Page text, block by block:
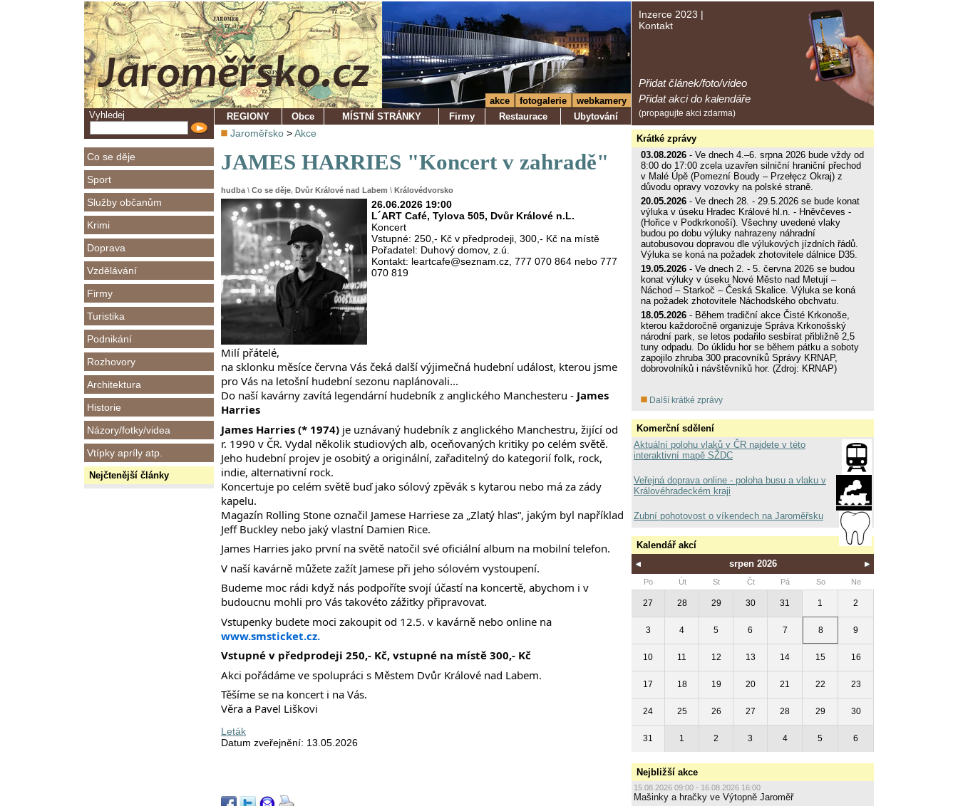
Vyhledej
Co se děje
Sport
Služby občanům
Krimi
Doprava
Vzdělávání
Firmy
Turistika
Podnikání
Rozhovory
Architektura
Historie
Názory/fotky/videa
Vtípky apríly atp.
Nejčtenější články
Inzerce 2023 |
Kontakt
Přidat článek/foto/video
Přidat akci do kalendáře
(propagujte akci zdarma)
akce fotogalerie
webkamery
REGIONY
Obce MÍSTNÍ STRÁNKY Firmy Restaurace Ubytování
Jaroměřsko >Akce
JAMES HARRIES "Koncert v zahradě"
hudba \ Co se děje, Dvůr Králové nad Labem \ Královédvorsko
26.06.2026 19:00
L´ART Café, Tylova 505, Dvůr Králové n.L.
Koncert
Vstupné: 250,- Kč v předprodeji, 300,- Kč na místě
Pořadatel: Duhový domov, z.ú.
Kontakt: leartcafe@seznam.cz, 777 070 864 nebo 777
070 819
Milí přátelé,
na sklonku měsíce června Vás čeká další výjimečná hudební událost, kterou jsme
pro Vás na letošní hudební sezonu naplánovali...
Do naší kavárny zavítá legendární hudebník z anglického Manchesteru - James
Harries
James Harries (* 1974) je uznávaný hudebník z anglického Manchestru, žijící od
r. 1990 v ČR. Vydal několik studiových alb, oceňovaných kritiky po celém světě.
Jeho hudební projev je osobitý a originální, zařaditelný do kategorií folk, rock,
indie, alternativní rock.
Koncertuje po celém světě buď jako sólový zpěvák s kytarou nebo má za zády
kapelu.
Magazín Rolling Stone označil Jamese Harriese za „Zlatý hlas“, jakým byl například
Jeff Buckley nebo jaký vlastní Damien Rice.
James Harries jako první na světě natočil své oficiální album na mobilní telefon.
V naší kavárně můžete zažít Jamese při jeho sólovém vystoupení.
Budeme moc rádi když nás podpoříte svojí účastí na koncertě, abychom i v
budoucnu mohli pro Vás takovéto zážitky připravovat.
Vstupenky budete moci zakoupit od 12.5. v kavárně nebo online na
www.smsticket.cz.
Vstupné v předprodeji 250,- Kč, vstupné na místě 300,- Kč
Akci pořádáme ve spolupráci s Městem Dvůr Králové nad Labem.
Těšíme se na koncert i na Vás.
Věra a Pavel Liškovi
Leták
Datum zveřejnění: 13.05.2026
Krátké zprávy
03.08.2026 - Ve dnech 4.–6. srpna 2026 bude vždy od
8:00 do 17:00 zcela uzavřen silniční hraniční přechod
v Malé Úpě (Pomezní Boudy – Przełęcz Okraj) z
důvodu opravy vozovky na polské straně.
20.05.2026 - Ve dnech 28. - 29.5.2026 se bude konat
výluka v úseku Hradec Králové hl.n. - Hněvčeves -
(Hořice v Podkrkonoší). Všechny uvedené vlaky
budou po dobu výluky nahrazeny náhradní
autobusovou dopravou dle výlukových jízdních řádů.
Výluka se koná na požadek zhotovitele dálnice D35.
19.05.2026 - Ve dnech 2. - 5. června 2026 se budou
konat výluky v úseku Nové Město nad Metují –
Náchod – Starkoč – Česká Skalice. Výluka se koná
na požadek zhotovitele Náchodského obchvatu.
18.05.2026 - Během tradiční akce Čisté Krkonoše,
kterou každoročně organizuje Správa Krkonošský
národní park, se letos podařilo sesbírat přibližně 2,5
tuny odpadu. Do úklidu hor se během pátku a soboty
zapojilo zhruba 300 pracovníků Správy KRNAP,
dobrovolníků i návštěvníků hor. (Zdroj: KRNAP)
Další krátké zprávy
Komerční sdělení
Aktuální polohu vlaků v ČR najdete v této
interaktivní mapě SŽDC
Veřejná doprava online - poloha busu a vlaku v
Královéhradeckém kraji
Zubní pohotovost o víkendech na Jaroměřsku
Kalendář akcí
srpen 2026
Po Út St Čt Pá So Ne
27 28 29 30 31 1 2
3 4 5 6 7 8 9
10 11 12 13 14 15 16
17 18 19 20 21 22 23
24 25 26 27 28 29 30
31 1 2 3 4 5 6
Nejbližší akce
15.08.2026 09:00 - 16.08.2026 16:00
Mašinky a hračky ve Výtopně Jaroměř